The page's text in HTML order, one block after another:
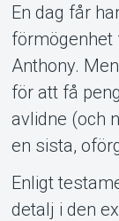
En dag får
förmögenhet
Anthony.
för att få
avlidne (och
en sista,
Enligt
detalj i den